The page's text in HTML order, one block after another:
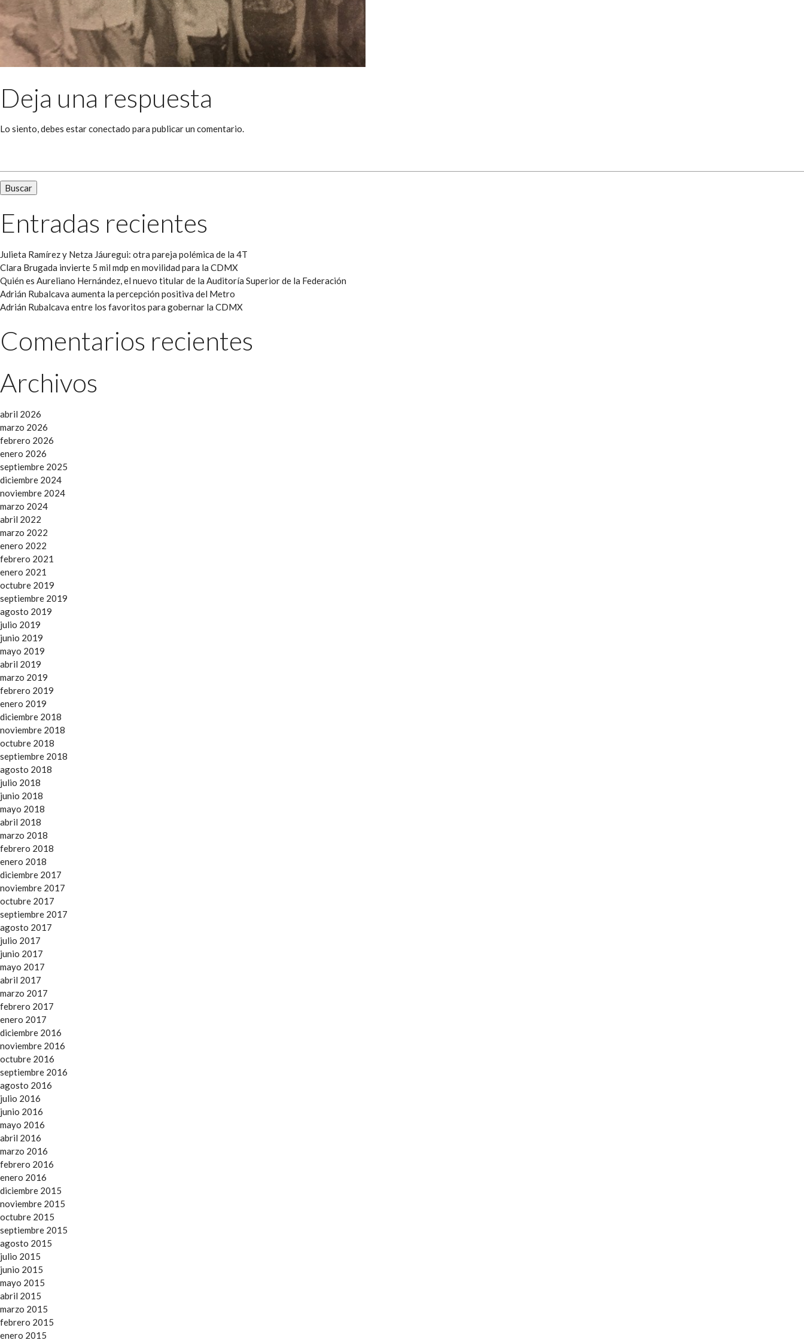
Deja una respuesta
Lo siento, debes estarconectado para publicar un comentario.
Entradas recientes
Julieta Ramírez y Netza Jáuregui: otra pareja polémica de la 4T
Clara Brugada invierte 5 mil mdp en movilidad para la CDMX
Quién es Aureliano Hernández, el nuevo titular de la Auditoría Superior de la Federación
Adrián Rubalcava aumenta la percepción positiva del Metro
Adrián Rubalcava entre los favoritos para gobernar la CDMX
Comentarios recientes
Archivos
abril 2026
marzo 2026
febrero 2026
enero 2026
septiembre 2025
diciembre 2024
noviembre 2024
marzo 2024
abril 2022
marzo 2022
enero 2022
febrero 2021
enero 2021
octubre 2019
septiembre 2019
agosto 2019
julio 2019
junio 2019
mayo 2019
abril 2019
marzo 2019
febrero 2019
enero 2019
diciembre 2018
noviembre 2018
octubre 2018
septiembre 2018
agosto 2018
julio 2018
junio 2018
mayo 2018
abril 2018
marzo 2018
febrero 2018
enero 2018
diciembre 2017
noviembre 2017
octubre 2017
septiembre 2017
agosto 2017
julio 2017
junio 2017
mayo 2017
abril 2017
marzo 2017
febrero 2017
enero 2017
diciembre 2016
noviembre 2016
octubre 2016
septiembre 2016
agosto 2016
julio 2016
junio 2016
mayo 2016
abril 2016
marzo 2016
febrero 2016
enero 2016
diciembre 2015
noviembre 2015
octubre 2015
septiembre 2015
agosto 2015
julio 2015
junio 2015
mayo 2015
abril 2015
marzo 2015
febrero 2015
enero 2015